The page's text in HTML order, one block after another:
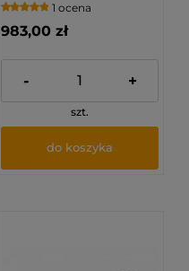
1 ocena
983,00 zł
- +
szt.
do koszyka